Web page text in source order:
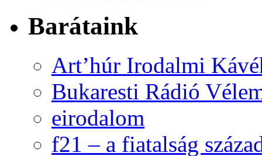
Barátaink
Art’húr Irodalmi
Bukaresti Rádió
eirodalom
f21 – a fiatalság